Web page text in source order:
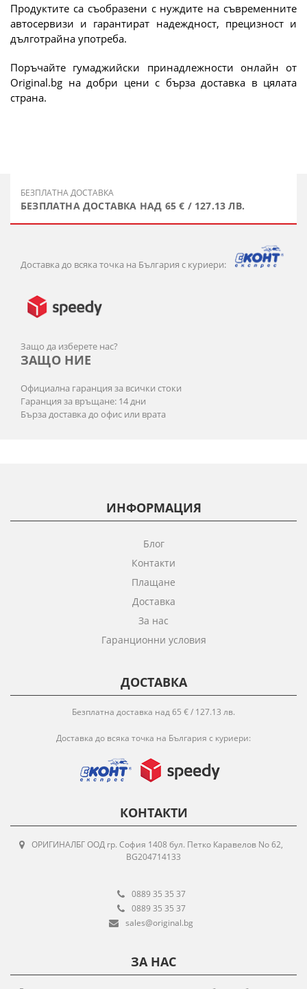
Продуктите са съобразени с нуждите на съвременните
автосервизи и гарантират надеждност, прецизност и
дълготрайна употреба.
Поръчайте гумаджийски принадлежности онлайн от
Original.bg на добри цени с бърза доставка в цялата
страна.
БЕЗПЛАТНА ДОСТАВКА
БЕЗПЛАТНА ДОСТАВКА НАД 65 € / 127.13 ЛВ.
Доставка до всяка точка на България с куриери:
Защо да изберете нас?
ЗАЩО НИЕ
Официална гаранция за всички стоки
Гаранция за връщане: 14 дни
Бърза доставка до офис или врата
ИНФОРМАЦИЯ
Блог
Контакти
Плащане
Доставка
За нас
Гаранционни условия
ДОСТАВКА
Безплатна доставка над 65 € / 127.13 лв.
Доставка до всяка точка на България с куриери:
КОНТАКТИ
ОРИГИНАЛБГ ООД гр. София 1408 бул. Петко Каравелов No 62,
BG204714133
0889 35 35 37
0889 35 35 37
sales@original.bg
ЗА НАС